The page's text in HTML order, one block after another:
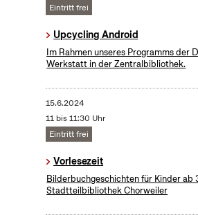
Eintritt frei
Upcycling Android
Im Rahmen unseres Programms der
Werkstatt in der Zentralbibliothek.
15.6.2024
11 bis 11:30 Uhr
Eintritt frei
Vorlesezeit
Bilderbuchgeschichten für Kinder ab
Stadtteilbibliothek Chorweiler